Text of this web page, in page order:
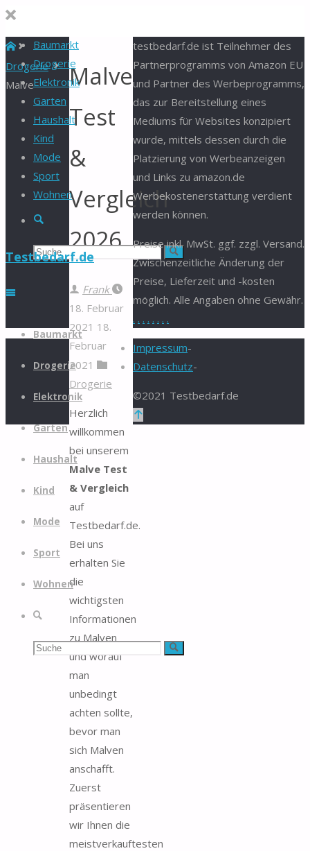
Baumarkt
Drogerie
Elektronik
Garten
Haushalt
Kind
Mode
Sport
Wohnen
Suche
Suchen Suche
Testbedarf.de
Zum
springen
Baumarkt
Drogerie
Elektronik
Garten
Haushalt
Kind
Mode
Sport
Wohnen
Suche
Suchen Suche
Start
Drogerie
Malve
Malve
Test
&
Vergleich
2026
Frank
18. Februar
2021 18.
Februar
2021
Drogerie
Herzlich
willkommen
bei unserem
Malve Test
& Vergleich
auf
Testbedarf.de.
Bei uns
erhalten Sie
die
wichtigsten
Informationen
zu Malven
und worauf
man
unbedingt
achten sollte,
bevor man
sich Malven
anschafft.
Zuerst
präsentieren
wir Ihnen die
meistverkauftesten
testbedarf.de ist Teilnehmer des
Partnerprogramms von Amazon EU
und Partner des Werbeprogramms,
das zur Bereitstellung eines
Mediums für Websites konzipiert
wurde, mittels dessen durch die
Platzierung von Werbeanzeigen
und Links zu amazon.de
Werbekostenerstattung verdient
werden können.
Preise inkl. MwSt. ggf. zzgl. Versand.
Zwischenzeitliche Änderung der
Preise, Lieferzeit und -kosten
möglich. Alle Angaben ohne Gewähr.
. . . . . . . .
Impressum-
Datenschutz-
©2021 Testbedarf.de
Zurück